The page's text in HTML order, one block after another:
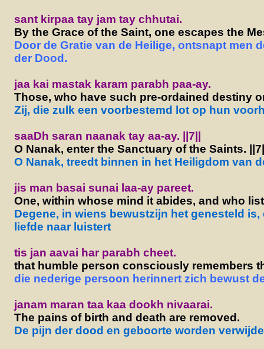
sant kirpaa tay jam tay chhutai.
By the Grace of the Saint, one escapes the
Door de Gratie van de Heilige, ontsnapt men
der Dood.
jaa kai mastak karam parabh paa-ay.
Those, who have such pre-ordained destiny
Zij, die zulk een voorbestemd lot op hun
saaDh saran naanak tay aa-ay. ||7||
O Nanak, enter the Sanctuary of the Saints.
O Nanak, treedt binnen in het Heiligdom van
jis man basai sunai laa-ay pareet.
One, within whose mind it abides, and who
Degene, in wiens bewustzijn het genesteld is,
liefde naar luistert
tis jan aavai har parabh cheet.
that humble person consciously remembers
die nederige persoon herinnert zich bewust
janam maran taa kaa dookh nivaarai.
The pains of birth and death are removed.
De pijn der dood en geboorte worden